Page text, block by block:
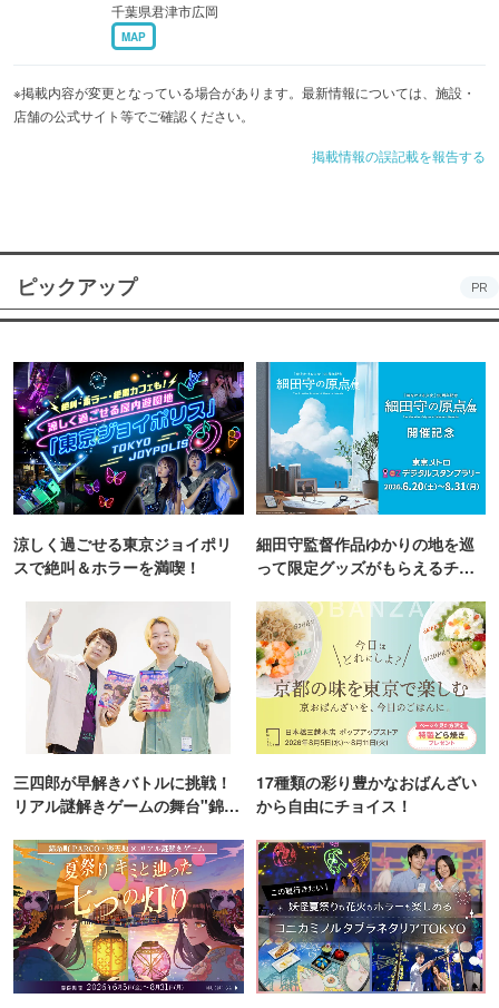
千葉県君津市広岡
MAP
※掲載内容が変更となっている場合があります。最新情報については、施設・
店舗の公式サイト等でご確認ください。
掲載情報の誤記載を報告する
ピックアップ PR
涼しく過ごせる東京ジョイポリ
スで絶叫＆ホラーを満喫！
細田守監督作品ゆかりの地を巡
って限定グッズがもらえるチャ
三四郎が早解きバトルに挑戦！
リアル謎解きゲームの舞台"錦糸
17種類の彩り豊かなおばんざい
から自由にチョイス！